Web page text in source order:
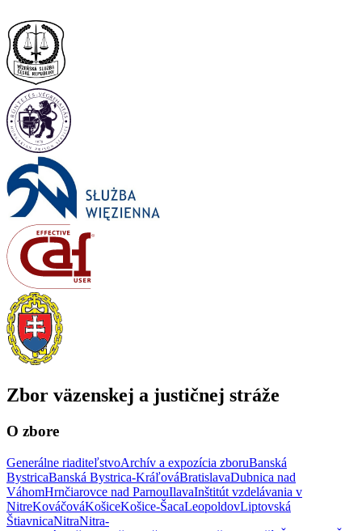
Zbor väzenskej a justičnej stráže
O zbore
Generálne riaditeľstvoArchív a expozícia zboruBanská
BystricaBanská Bystrica-KráľováBratislavaDubnica nad
VáhomHrnčiarovce nad ParnouIlavaInštitút vzdelávania v
NitreKováčováKošiceKošice-ŠacaLeopoldovLiptovská
ŠtiavnicaNitraNitra-